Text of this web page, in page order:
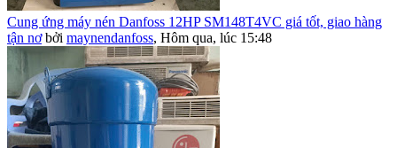
Cung ứng máy nén Danfoss 12HP SM148T4VC giá tốt, giao hàng
tận nơ bởi maynendanfoss, Hôm qua, lúc 15:48